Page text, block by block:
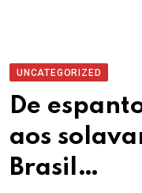
UNCATEGORIZED
De
aos
Brasil…